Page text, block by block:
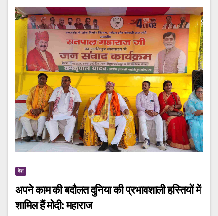
देश
अपने काम की बदौलत दुनिया की प्रभावशाली हस्तियों में
शामिल हैं मोदी: महाराज